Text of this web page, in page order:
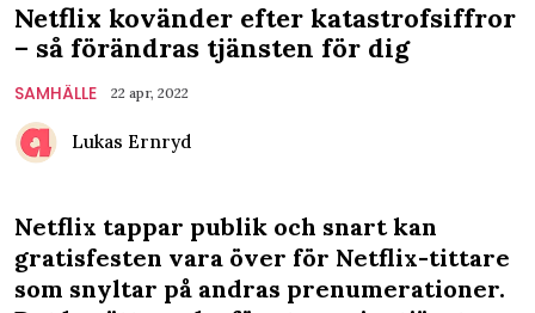
Netflix kovänder efter katastrofsiffror
– så förändras tjänsten för dig
SAMHÄLLE 22 apr, 2022
Lukas Ernryd
Netflix tappar publik och snart kan
gratisfesten vara över för Netflix-tittare
som snyltar på andras prenumerationer.